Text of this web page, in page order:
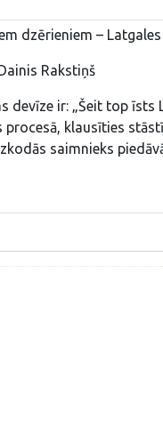
dzērieniem –
Rakstiņš
devīze ir: „Šeit top
procesā, klausīties
saimnieks